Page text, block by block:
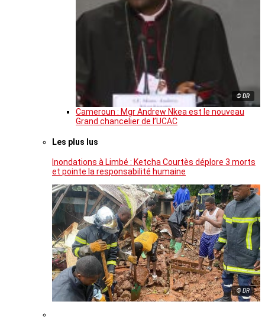
© DR
Cameroun : Mgr Andrew Nkea est le nouveau
Grand chancelier de l’UCAC
Les plus lus
Inondations à Limbé : Ketcha Courtès déplore 3 morts
et pointe la responsabilité humaine
© DR